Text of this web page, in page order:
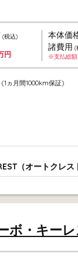
(1ヵ月間1000km保証)
(税込)
円
本体価
諸費用 (
※支払総額
（オートクレス
・キーレ